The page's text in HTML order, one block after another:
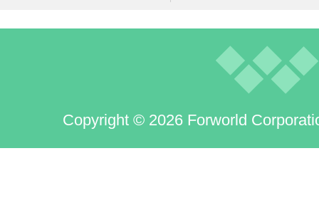
Copyright © 2026 Forworld